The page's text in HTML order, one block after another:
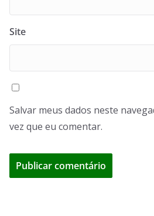
Site
Salvar meus dados neste
vez que eu comentar.